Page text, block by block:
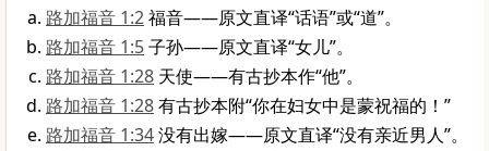
路加福音 1:2福音——原文直译“话语”或“道”。
路加福音 1:5子孙——原文直译“女儿”。
路加福音 1:28 天使——有古抄本作“他”。
路加福音 1:28有古抄本附“你在妇女中是蒙祝福的！”
路加福音 1:34没有出嫁——原文直译“没有亲近男人”。